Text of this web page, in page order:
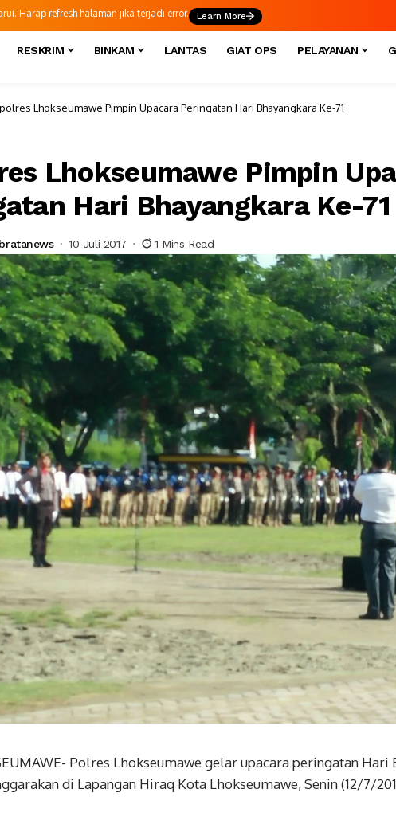
Harap refresh halaman jika terjadi error. Learn More
RESKRIM BINKAM LANTAS GIAT OPS PELAYANAN
Lhokseumawe Pimpin Upacara Peringatan Hari Bhayangkara Ke-71
Lhokseumawe Pimpin
Hari Bhayangkara Ke-71
10 Juli 2017 1 Mins Read
Polres Lhokseumawe gelar upacara peringatan Hari
di Lapangan Hiraq Kota Lhokseumawe, Senin (12/7/